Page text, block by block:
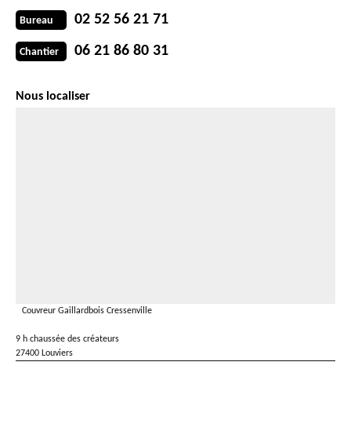
Bureau 02 52 56 21 71
Chantier 06 21 86 80 31
Nous localiser
Couvreur Gaillardbois Cressenville
9 h chaussée des créateurs
27400 Louviers